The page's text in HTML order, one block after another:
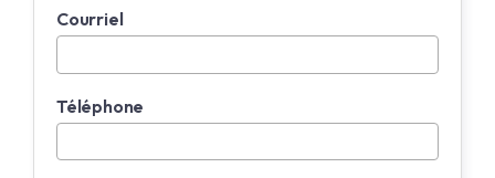
Courriel
Téléphone